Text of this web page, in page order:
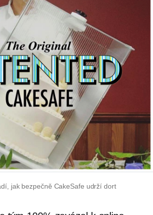
jak bezpečně CakeSafe udrží dort